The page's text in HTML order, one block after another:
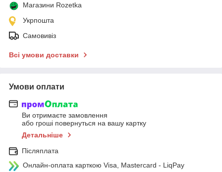
Магазини Rozetka
Укрпошта
Самовивіз
Всі умови доставки
Умови оплати
Ви отримаєте замовлення
або гроші повернуться на вашу картку
Детальніше
Післяплата
Онлайн-оплата карткою Visa, Mastercard - LiqPay